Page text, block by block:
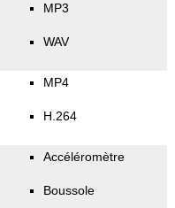
MP3
WAV
MP4
H.264
Accéléromètre
Boussole